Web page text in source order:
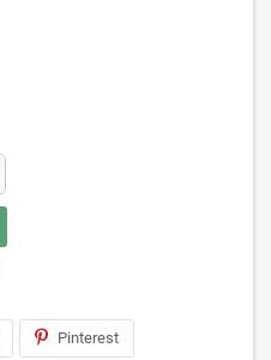
Pinterest